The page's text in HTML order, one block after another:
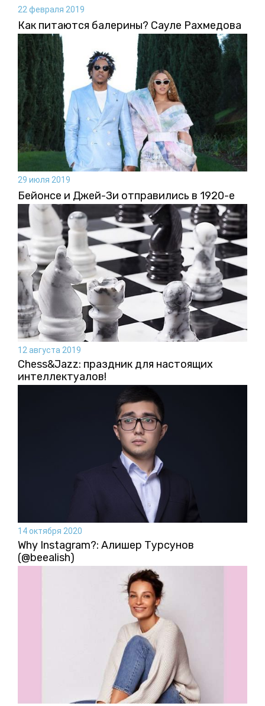
22 февраля 2019
Как питаются балерины? Сауле Рахмедова
29 июля 2019
Бейонсе и Джей-Зи отправились в 1920-е
12 августа 2019
Chess&Jazz: праздник для настоящих
интеллектуалов!
14 октября 2020
Why Instagram?: Алишер Турсунов
(@beealish)